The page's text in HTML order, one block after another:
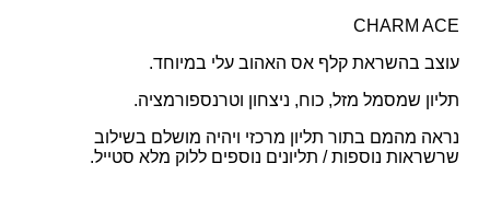
CHARM ACE
עוצב בהשראת קלף אס האהוב עלי במיוחד.
תליון שמסמל מזל, כוח, ניצחון וטרנספורמציה.
נראה מהמם בתור תליון מרכזי ויהיה מושלם בשילוב
שרשראות נוספות / תליונים נוספים ללוק מלא סטייל.